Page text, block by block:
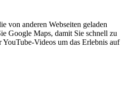
von anderen Webseiten geladen
Google Maps, damit Sie schnell zu
Videos um das Erlebnis auf